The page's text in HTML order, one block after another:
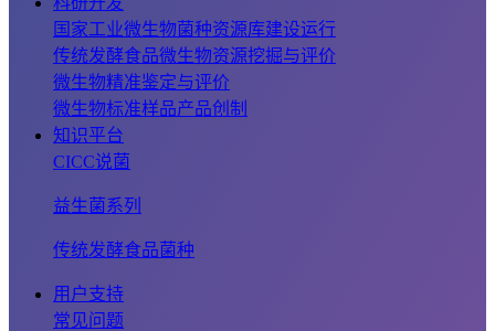
国家工业微生物菌种资源库建设运行
传统发酵食品微生物资源挖掘与评价
微生物精准鉴定与评价
微生物标准样品产品创制
知识平台
CICC说菌
益生菌系列
传统发酵食品菌种
用户支持
常见问题